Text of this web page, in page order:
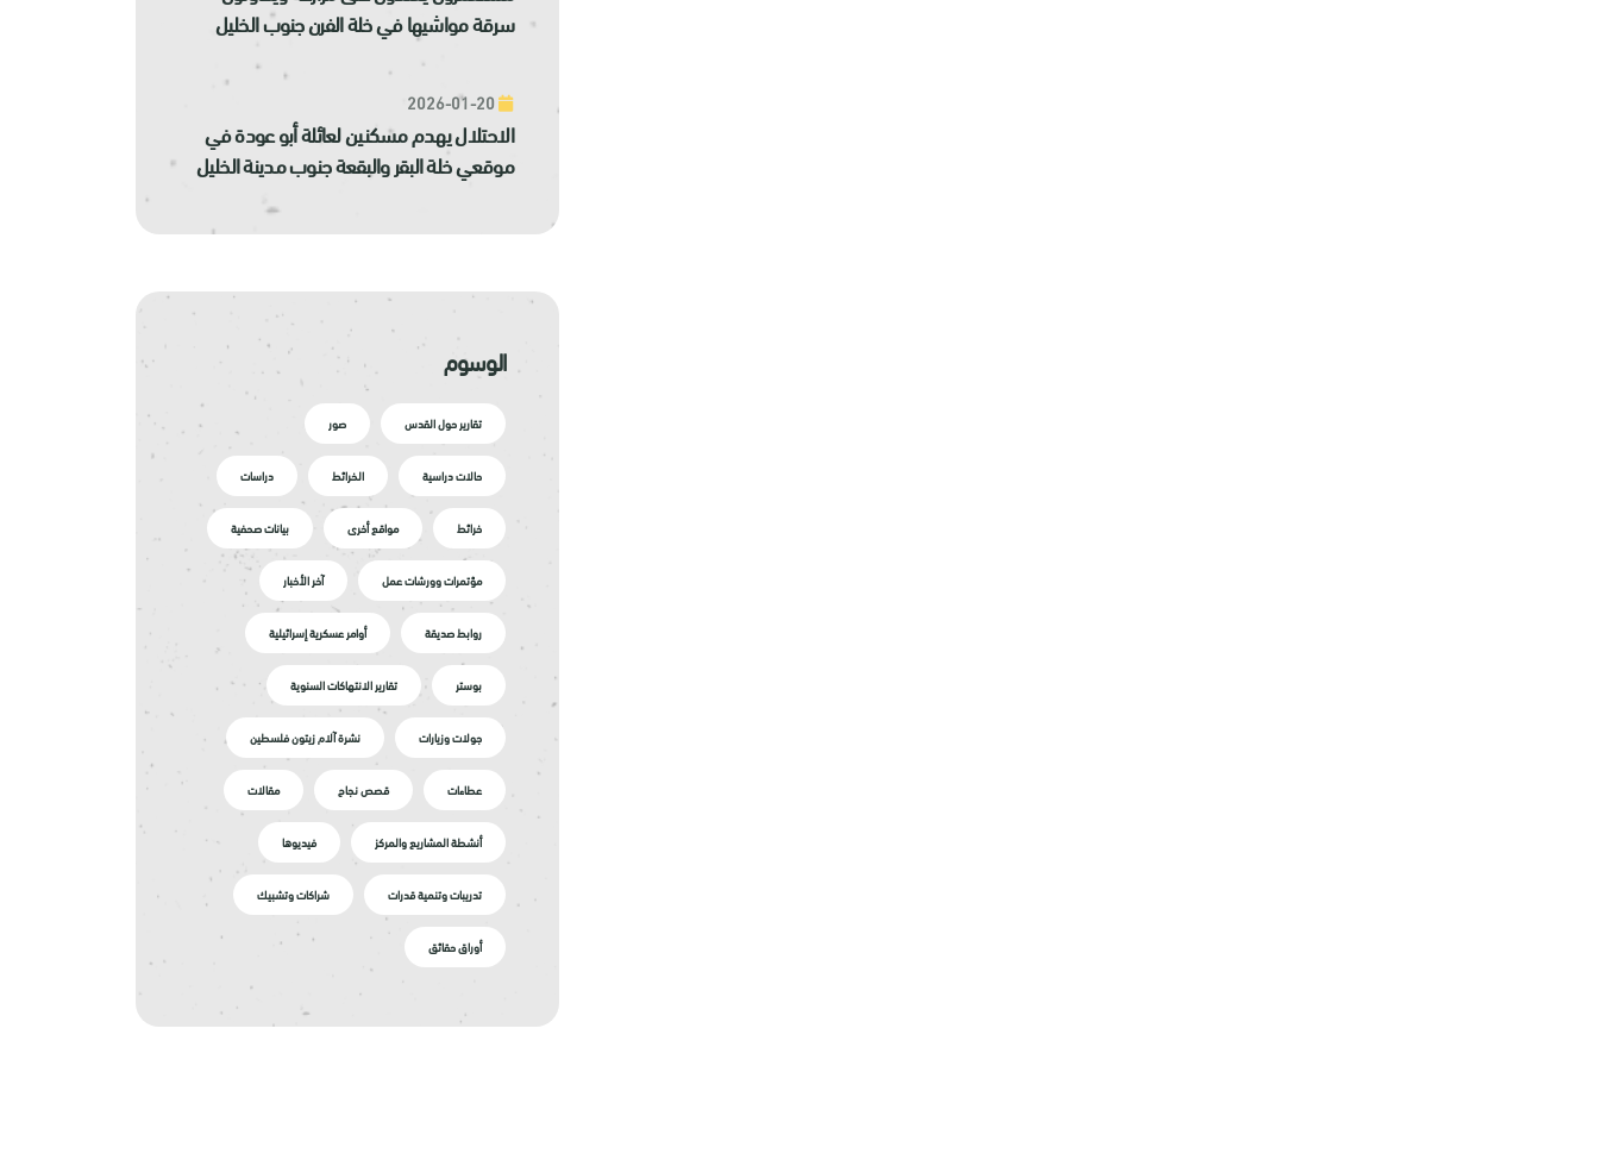
سرقة مواشيها في خلة الفرن جنوب الخليل
الاحتلال يهدم مسكنين لعائلة أبو عودة في
موقعي خلة البقر والبقعة جنوب مدينة الخليل
الوسوم
تقارير حول القدس صور
حالات دراسية الخرائط دراسات
خرائط مواقع أخرى بيانات صحفية
مؤتمرات وورشات عمل آخر الأخبار
روابط صديقة أوامر عسكرية إسرائيلية
بوستر تقارير الانتهاكات السنوية
جولات وزيارات نشرة آلام زيتون فلسطين
عطاءات قصص نجاح مقالات
أنشطة المشاريع والمركز فيديوها
تدريبات وتنمية قدرات شراكات وتشبيك
أوراق حقائق